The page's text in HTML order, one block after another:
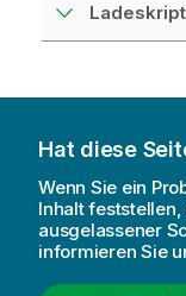
Hat diese
Wenn Sie ein
Inhalt
ausgelassener
informieren Sie